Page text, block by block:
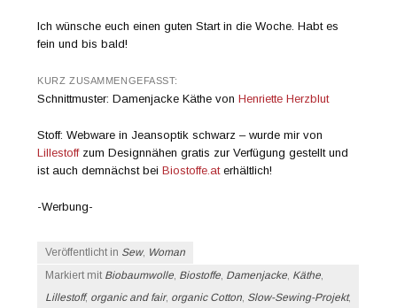
Ich wünsche euch einen guten Start in die Woche. Habt es
fein und bis bald!
KURZ ZUSAMMENGEFASST:
Schnittmuster: Damenjacke Käthe vonHenriette Herzblut
Stoff: Webware in Jeansoptik schwarz – wurde mir von
Lillestoffzum Designnähen gratis zur Verfügung gestellt und
ist auch demnächst beiBiostoffe.aterhältlich!
-Werbung-
Veröffentlicht in Sew, Woman
Markiert mit Biobaumwolle Biostoffe Damenjacke Käthe
Lillestoff, organic and fair, organic Cotton Slow-Sewing-Projekt,